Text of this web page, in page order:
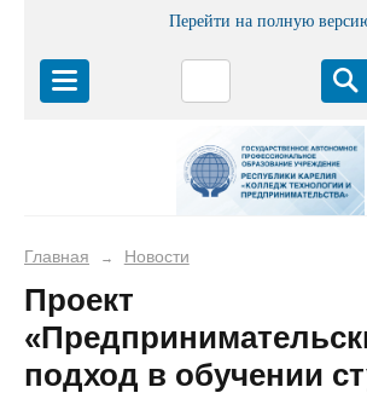
Перейти на полную
Главная → Новости
Проект
подход в обучении